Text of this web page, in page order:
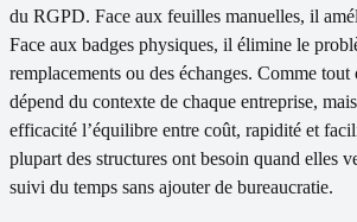
du RGPD. Face aux feuilles manuelles, il
Face aux badges physiques, il élimine le
remplacements ou des échanges. Comme
dépend du contexte de chaque entreprise,
efficacité l’équilibre entre coût, rapidité et
plupart des structures ont besoin quand elles
suivi du temps sans ajouter de bureaucratie.